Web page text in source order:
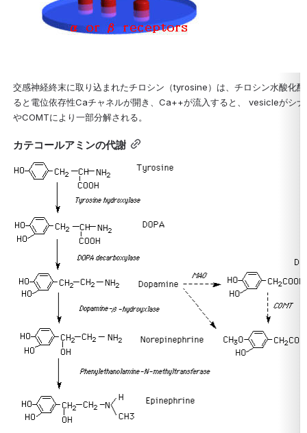
交感神経終末に取り込まれたチロシン（tyrosine）は、チロシン水酸
ると電位依存性Caチャネルが開き、Ca++が流入すると、 vesicleがシ
やCOMTにより一部分解される。
カテコールアミンの代謝
Open